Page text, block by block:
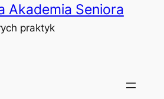
Akademia Seniora
praktyk